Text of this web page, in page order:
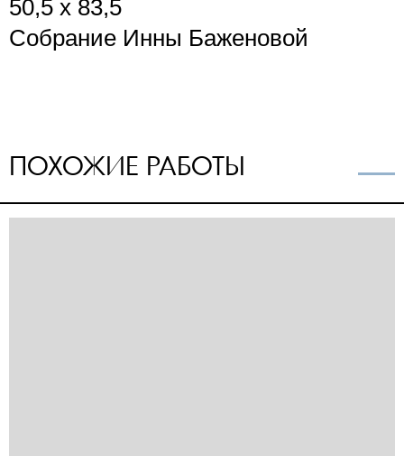
50,5 х 83,5
Собрание Инны Баженовой
ПОХОЖИЕ РАБОТЫ